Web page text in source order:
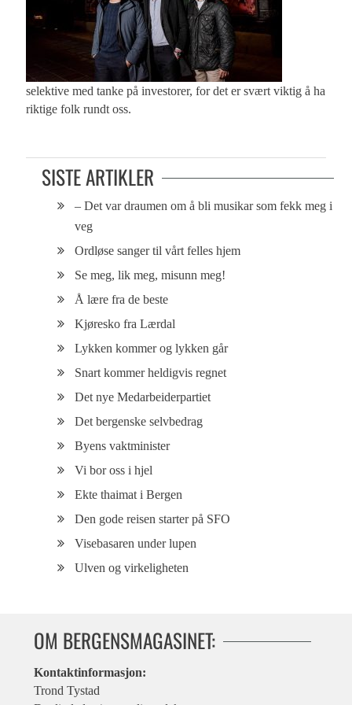
selektive med tanke på investorer, for det er svært viktig å ha
riktige folk rundt oss.
SISTE ARTIKLER
– Det var draumen om å bli musikar som fekk meg i
veg
Ordløse sanger til vårt felles hjem
Se meg, lik meg, misunn meg!
Å lære fra de beste
Kjøresko fra Lærdal
Lykken kommer og lykken går
Snart kommer heldigvis regnet
Det nye Medarbeiderpartiet
Det bergenske selvbedrag
Byens vaktminister
Vi bor oss i hjel
Ekte thaimat i Bergen
Den gode reisen starter på SFO
Visebasaren under lupen
Ulven og virkeligheten
OM BERGENSMAGASINET:
Kontaktinformasjon:
Trond Tystad